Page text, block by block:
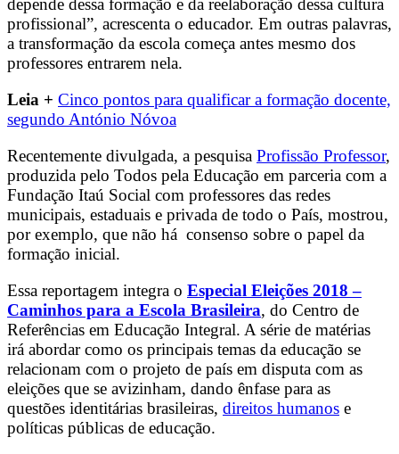
profissional”, acrescenta o educador. Em outras palavras,
a transformação da escola começa antes mesmo dos
professores entrarem nela.
Leia + Cinco pontos para qualificar a formação docente,
segundo António Nóvoa
Recentemente divulgada, a pesquisa Profissão Professor,
produzida pelo Todos pela Educação em parceria com a
Fundação Itaú Social com professores das redes
municipais, estaduais e privada de todo o País, mostrou,
por exemplo, que não há consenso sobre o papel da
formação inicial.
Essa reportagem integra o Especial Eleições 2018 –
Caminhos para a Escola Brasileira, do Centro de
Referências em Educação Integral. A série de matérias
irá abordar como os principais temas da educação se
relacionam com o projeto de país em disputa com as
eleições que se avizinham, dando ênfase para as
questões identitárias brasileiras, direitos humanos e
políticas públicas de educação.